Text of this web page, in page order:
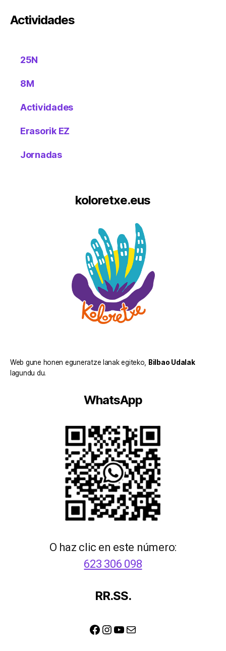
Actividades
25N
8M
Actividades
Erasorik EZ
Jornadas
koloretxe.eus
Web gune honen eguneratze lanak egiteko, Bilbao Udalak
lagundu du.
WhatsApp
O haz clic en este número:
623 306 098
RR.SS.
Facebook
Instagram
YouTube
Correo electrónico